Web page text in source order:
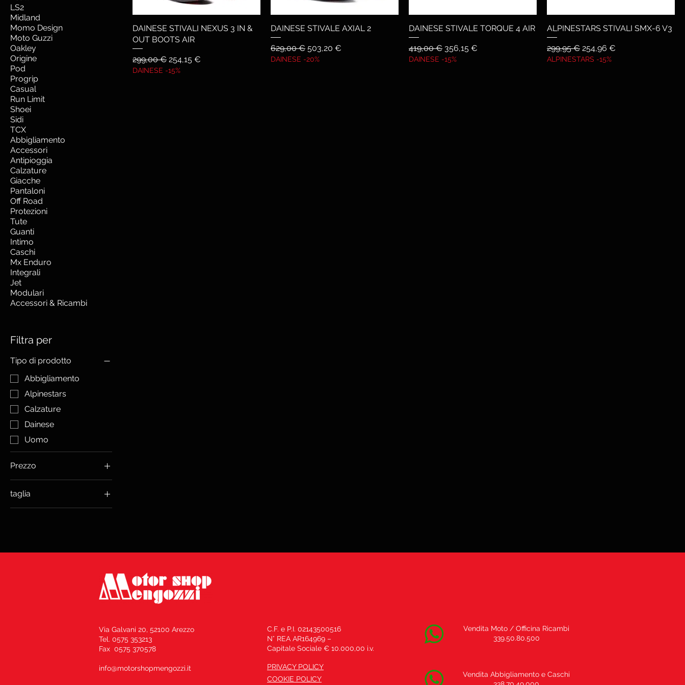
LS2
Midland
Momo Design
Moto Guzzi
Oakley
Origine
Pod
Progrip
Casual
Run Limit
Shoei
Sidi
TCX
Abbigliamento
Accessori
Antipioggia
Calzature
Giacche
Pantaloni
Off Road
Protezioni
Tute
Guanti
Intimo
Caschi
Mx Enduro
Integrali
Jet
Modulari
Accessori & Ricambi
Filtra per
Tipo di prodotto
Abbigliamento
Alpinestars
Calzature
Dainese
Uomo
Prezzo
299 € 629 €
taglia
41
NERO/BIANCO/ROSSO
DAINESE STIVALI NEXUS 3 IN &
OUT BOOTS AIR
Prezzo regolare
299,00 € Prezzo scontato
254,15 €
DAINESE -15%
DAINESE STIVALE AXIAL 2
Prezzo regolare
629,00 € Prezzo scontato
503,20 €
DAINESE -20%
DAINESE STIVALE TORQUE 4 AIR
Prezzo regolare
419,00 € Prezzo scontato
356,15 €
DAINESE -15%
ALPINESTARS STIVALI SMX-6 V3
Prezzo regolare
299,95 € Prezzo scontato
254,96 €
ALPINESTARS -15%
Via Galvani 20, 52100 Arezzo
Tel. 0575 353213
Fax 0575 370578
info@motorshopmengozzi.it
C.F. e P.I. 02143500516
N° REA AR164969 –
Capitale Sociale € 10.000,00 i.v.
PRIVACY POLICY
COOKIE POLICY
Vendita Moto / Officina Ricambi
339.50.80.500
Vendita Abbigliamento e Caschi